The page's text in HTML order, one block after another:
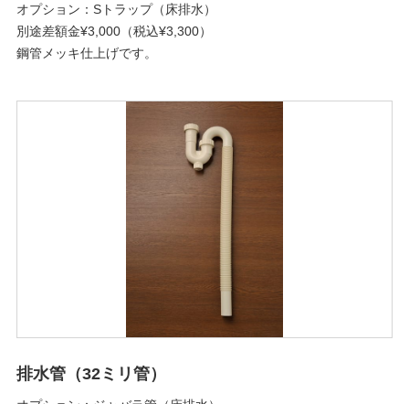
オプション：Sトラップ（床排水）
別途差額金¥3,000（税込¥3,300）
鋼管メッキ仕上げです。
排水管（32ミリ管）